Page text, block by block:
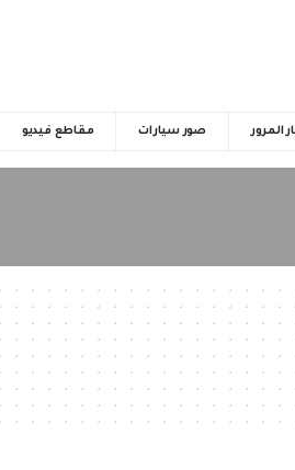
المرور صور سيارات مقاطع فيديو